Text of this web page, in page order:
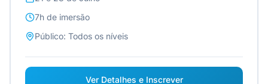
7h de imersão
Público: Todos os níveis
Ver Detalhes e Inscrever